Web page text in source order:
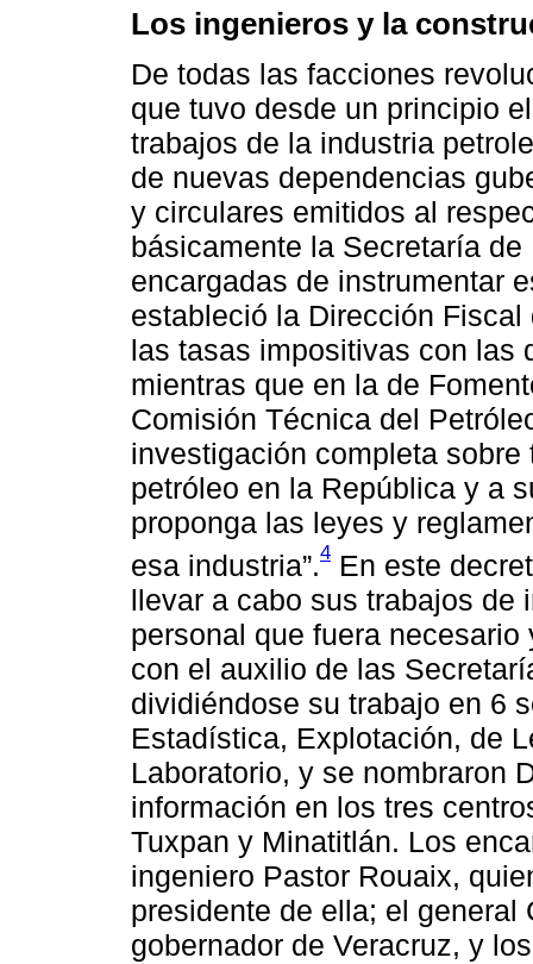
Los ingenieros y la
De todas las facciones
que tuvo desde un principio
trabajos de la industria
de nuevas dependencias
y circulares emitidos al
básicamente la Secretaría
encargadas de instrumentar
estableció la Dirección
las tasas impositivas con las
mientras que en la de
Comisión Técnica del
investigación completa
petróleo en la República y a
proponga las leyes y
esa industria”.4 En este
llevar a cabo sus trabajos de
personal que fuera
con el auxilio de las
dividiéndose su trabajo en 6
Estadística, Explotación, de
Laboratorio, y se nombraron
información en los tres
Tuxpan y Minatitlán. Los
ingeniero Pastor Rouaix,
presidente de ella; el general
gobernador de Veracruz, y